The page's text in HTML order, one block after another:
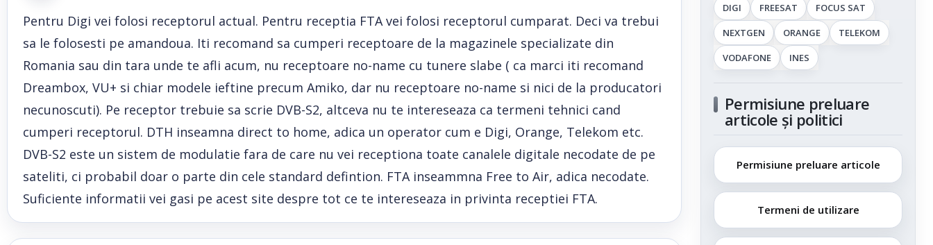
Pentru Digi vei folosi receptorul actual. Pentru receptia FTA vei folosi receptorul cumparat. Deci va trebui
sa le folosesti pe amandoua. Iti recomand sa cumperi receptoare de la magazinele specializate din
Romania sau din tara unde te afli acum, nu receptoare no-name cu tunere slabe ( ca marci iti recomand
Dreambox, VU+ si chiar modele ieftine precum Amiko, dar nu receptoare no-name si nici de la producatori
necunoscuti). Pe receptor trebuie sa scrie DVB-S2, altceva nu te intereseaza ca termeni tehnici cand
cumperi receptorul. DTH inseamna direct to home, adica un operator cum e Digi, Orange, Telekom etc.
DVB-S2 este un sistem de modulatie fara de care nu vei receptiona toate canalele digitale necodate de pe
sateliti, ci probabil doar o parte din cele standard defintion. FTA inseammna Free to Air, adica necodate.
Suficiente informatii vei gasi pe acest site despre tot ce te intereseaza in privinta receptiei FTA.
DIGI FREESAT
FOCUS SAT
NEXTGEN
ORANGE
TELEKOM
VODAFONE
INES
Permisiune preluare
articole și politici
Permisiune preluare articole
Termeni de utilizare